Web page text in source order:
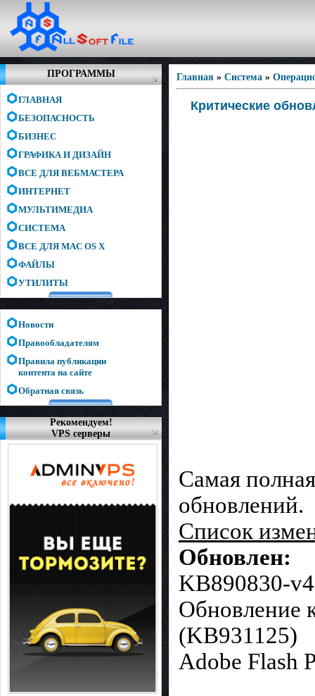
ПРОГРАММЫ
ГЛАВНАЯ
БЕЗОПАСНОСТЬ
БИЗНЕС
ГРАФИКА И ДИЗАЙН
ВСЕ ДЛЯ ВЕБМАСТЕРА
ИНТЕРНЕТ
МУЛЬТИМЕДИА
СИСТЕМА
ВСЕ ДЛЯ MAC OS X
ФАЙЛЫ
УТИЛИТЫ
Новости
Правообладателям
Правила публикации
контента на сайте
Обратная связь
Рекомендуем!
VPS серверы
Главная » Система »
Критические
Cамая
обновлений.
Список
Обновлен:
KB890830-
Обновление
(KB931125)
Adobe Flash